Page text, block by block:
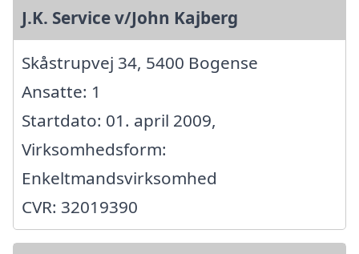
J.K. Service v/John Kajberg
Skåstrupvej 34, 5400 Bogense
Ansatte: 1
Startdato: 01. april 2009,
Virksomhedsform:
Enkeltmandsvirksomhed
CVR: 32019390